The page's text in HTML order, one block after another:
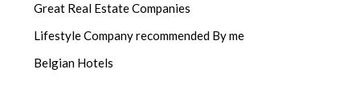
Great Real Estate Companies
Lifestyle Company recommended By me
Belgian Hotels